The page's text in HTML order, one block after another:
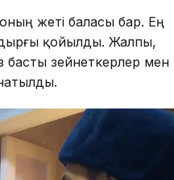
жеті баласы бар. Ең
қойылды. Жалпы,
зейнеткерлер мен